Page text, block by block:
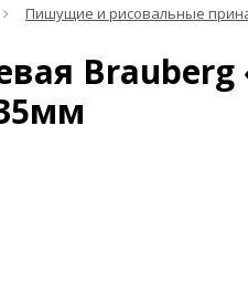
Пишущие и рисовальные